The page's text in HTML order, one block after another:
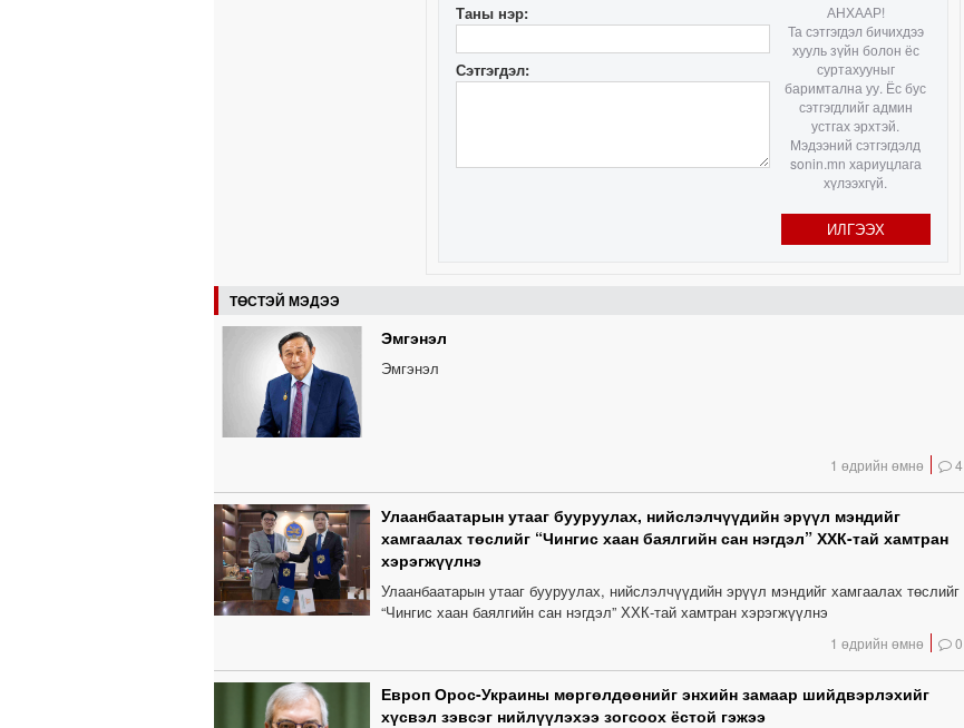
Таны нэр:
Сэтгэгдэл:
АНХААР!
Та сэтгэгдэл бичихдээ
хууль зүйн болон ёс
суртахууныг
баримтална уу. Ёс бус
сэтгэгдлийг админ
устгах эрхтэй.
Мэдээний сэтгэгдэлд
sonin.mn хариуцлага
хүлээхгүй.
ИЛГЭЭХ
ТӨСТЭЙ МЭДЭЭ
Эмгэнэл
Эмгэнэл
1 өдрийн өмнө 4
Улаанбаатарын утааг бууруулах, нийслэлчүүдийн эрүүл мэндийг
хамгаалах төслийг “Чингис хаан баялгийн сан нэгдэл” ХХК-тай хамтран
хэрэгжүүлнэ
Улаанбаатарын утааг бууруулах, нийслэлчүүдийн эрүүл мэндийг хамгаалах төслийг
“Чингис хаан баялгийн сан нэгдэл” ХХК-тай хамтран хэрэгжүүлнэ
1 өдрийн өмнө 0
Европ Орос-Украины мөргөлдөөнийг энхийн замаар шийдвэрлэхийг
хүсвэл зэвсэг нийлүүлэхээ зогсоох ёстой гэжээ